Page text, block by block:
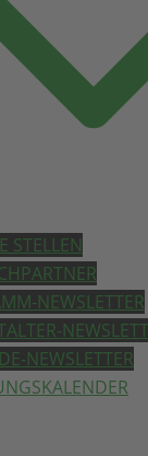
STELLEN
NEWSLETTER
NEWSLETTER